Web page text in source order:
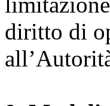
diritto di